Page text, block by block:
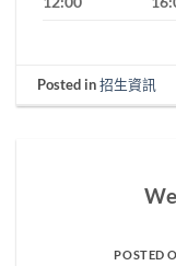
Posted in招生資訊
POSTED